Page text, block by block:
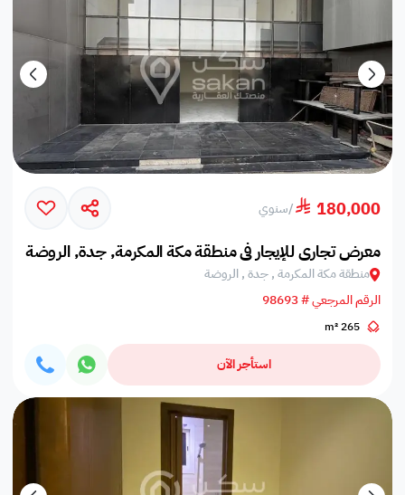
180,000
/سنوي
معرض تجاري للإيجار في منطقة مكة المكرمة, جدة, الروضة
منطقة مكة المكرمة , جدة , الروضة
الرقم المرجعي # 98693
265 m²
استأجر الآن